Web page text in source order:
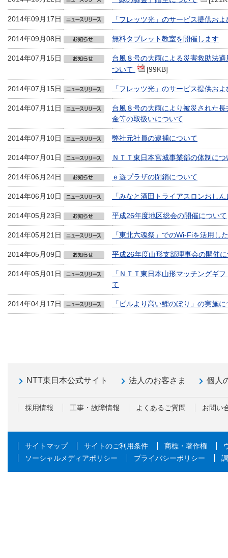
2014年09月17日 「フレッツ光」のサービス提供お
2014年09月08日 無料タブレット教室を開催します
2014年07月15日
台風８号の大雨による災害救助法
ついて
[99KB]
2014年07月15日 「フレッツ光」のサービス提供お
2014年07月11日
台風８号の大雨により被災された
金等の取扱いについて
2014年07月10日 弊社元社員の逮捕について
2014年07月01日 ＮＴＴ東日本宮城事業部の体制につ
2014年06月24日 ｅ遊プラザの閉鎖について
2014年06月10日 「みなと酒田トライアスロンおし
2014年05月23日 平成26年度地区総会の開催について
2014年05月21日 「東北六魂祭」でのWi-Fiを活用し
2014年05月09日 平成26年度山形支部理事会の開催
2014年05月01日
「ＮＴＴ東日本山形マッチングギ
て
2014年04月17日 「ビルより高い鯉のぼり」の実施
NTT東日本公式サイト 法人のお客さま 個人
採用情報 工事・故障情報 よくあるご質問 お問い
サイトマップ サイトのご利用条件 商標・著作権
ソーシャルメディアポリシー
プライバシーポリシー